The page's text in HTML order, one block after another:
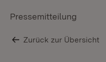
Pressemitteilung
Zurück zur Übersicht